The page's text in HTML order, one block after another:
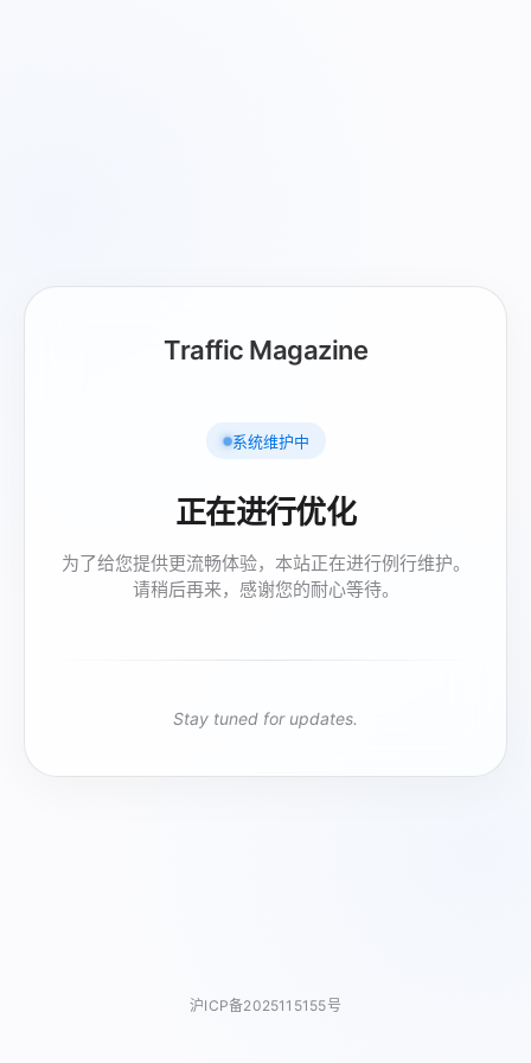
Traffic Magazine
系统维护中
正在进行优化
为了给您提供更流畅体验，本站正在进行例行维护。
请稍后再来，感谢您的耐心等待。
Stay tuned for updates.
沪ICP备2025115155号